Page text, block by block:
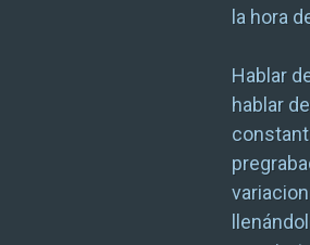
la hora
Hablar
hablar